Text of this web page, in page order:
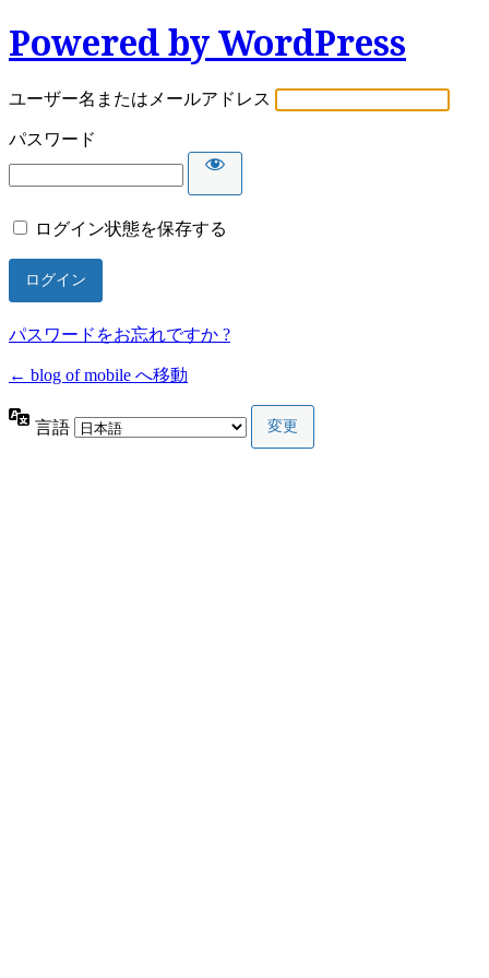
Powered by WordPress
ユーザー名またはメールアドレス
パスワード
ログイン状態を保存する
パスワードをお忘れですか ?
← blog of mobile へ移動
言語